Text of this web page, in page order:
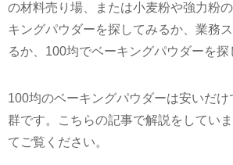
の材料売り場、または小麦粉や強力粉
キングパウダーを探してみるか、業務
るか、100均でベーキングパウダーを探
100均のベーキングパウダーは安いだ
群です。こちらの記事で解説をしてい
てご覧ください。